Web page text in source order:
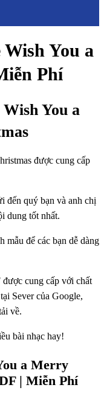
Wish You a
Phí
You a
được cung cấp
đến quý bạn và anh chị
dung tốt nhất.
mẫu để các bạn dễ dàng
được cung cấp với chất
Sever của Google,
về.
bài nhạc hay!
a Merry
| Miễn Phí